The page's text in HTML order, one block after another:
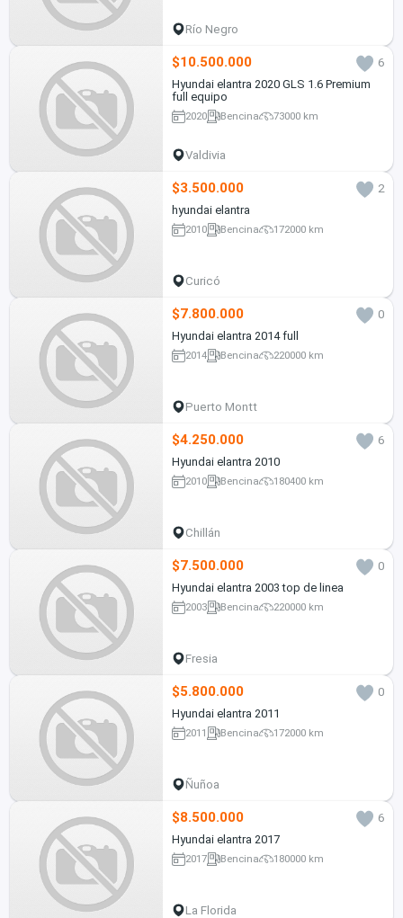
Río Negro
$10.500.000
6
Hyundai elantra 2020 GLS 1.6 Premium
full equipo
2020 Bencina 73000 km
Valdivia
$3.500.000
2
hyundai elantra
2010 Bencina 172000 km
Curicó
$7.800.000
0
Hyundai elantra 2014 full
2014 Bencina 220000 km
Puerto Montt
$4.250.000
6
Hyundai elantra 2010
2010 Bencina 180400 km
Chillán
$7.500.000
0
Hyundai elantra 2003 top de linea
2003 Bencina 220000 km
Fresia
$5.800.000
0
Hyundai elantra 2011
2011 Bencina 172000 km
Ñuñoa
$8.500.000
6
Hyundai elantra 2017
2017 Bencina 180000 km
La Florida